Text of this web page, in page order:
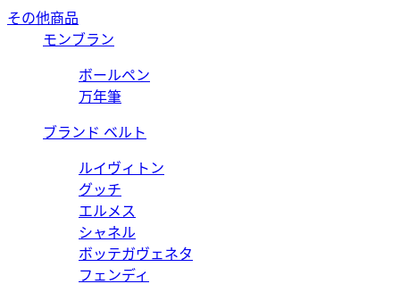
その他商品
モンブラン
ボールペン
万年筆
ブランド ベルト
ルイヴィトン
グッチ
エルメス
シャネル
ボッテガヴェネタ
フェンディ